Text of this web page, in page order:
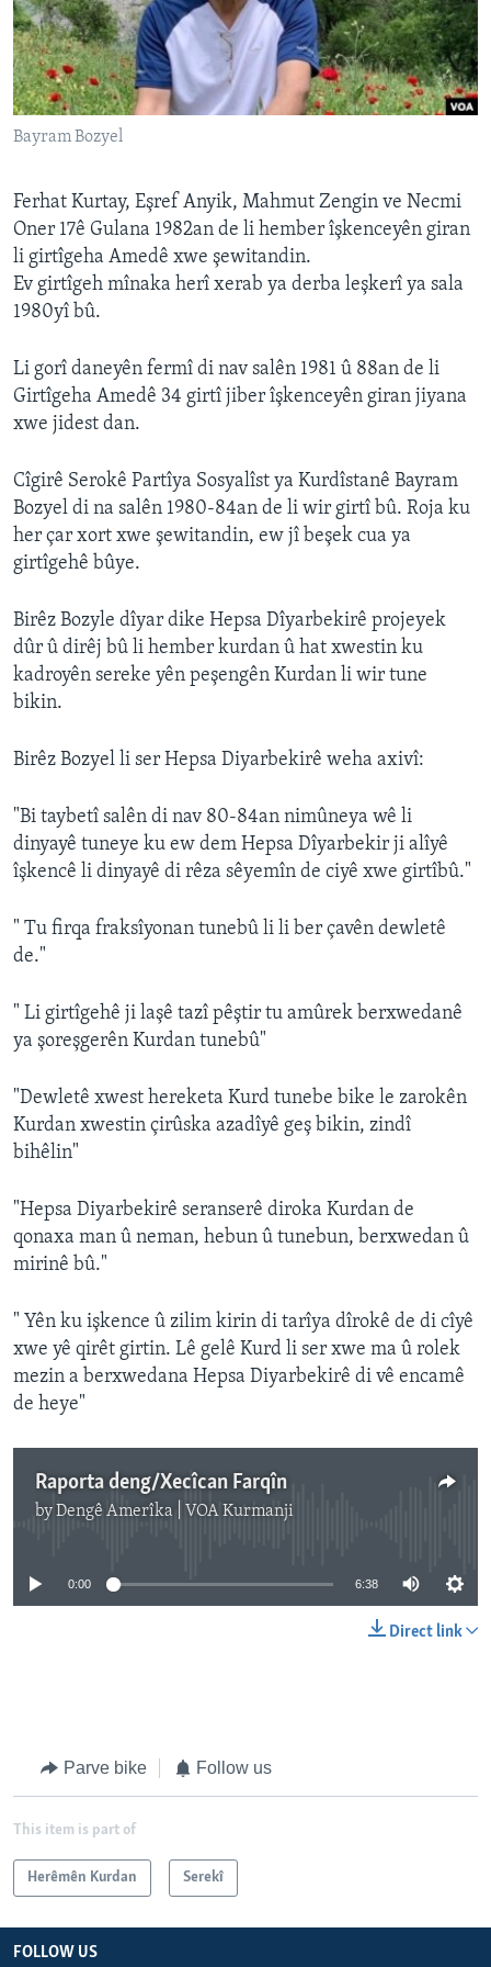
ÇAND Û HUNER
SERNIVÎS
SORANÎ
FOLLOW US
Zimanên Din
Bayram Bozyel
Ferhat Kurtay, Eşref Anyik, Mahmut Zengin ve Necmi
Oner 17ê Gulana 1982an de li hember îşkenceyên giran
li girtîgeha Amedê xwe şewitandin.
Ev girtîgeh mînaka herî xerab ya derba leşkerî ya sala
1980yî bû.
Li gorî daneyên fermî di nav salên 1981 û 88an de li
Girtîgeha Amedê 34 girtî jiber îşkenceyên giran jiyana
xwe jidest dan.
Cîgirê Serokê Partîya Sosyalîst ya Kurdîstanê Bayram
Bozyel di na salên 1980-84an de li wir girtî bû. Roja ku
her çar xort xwe şewitandin, ew jî beşek cua ya
girtîgehê bûye.
Birêz Bozyle dîyar dike Hepsa Dîyarbekirê projeyek
dûr û dirêj bû li hember kurdan û hat xwestin ku
kadroyên sereke yên peşengên Kurdan li wir tune
bikin.
Birêz Bozyel li ser Hepsa Diyarbekirê weha axivî:
"Bi taybetî salên di nav 80-84an nimûneya wê li
dinyayê tuneye ku ew dem Hepsa Dîyarbekir ji alîyê
îşkencê li dinyayê di rêza sêyemîn de ciyê xwe girtîbû."
" Tu firqa fraksîyonan tunebû li li ber çavên dewletê
de."
" Li girtîgehê ji laşê tazî pêştir tu amûrek berxwedanê
ya şoreşgerên Kurdan tunebû"
"Dewletê xwest hereketa Kurd tunebe bike le zarokên
Kurdan xwestin çirûska azadîyê geş bikin, zindî
bihêlin"
"Hepsa Diyarbekirê seranserê diroka Kurdan de
qonaxa man û neman, hebun û tunebun, berxwedan û
mirinê bû."
" Yên ku işkence û zilim kirin di tarîya dîrokê de di cîyê
xwe yê qirêt girtin. Lê gelê Kurd li ser xwe ma û rolek
mezin a berxwedana Hepsa Diyarbekirê di vê encamê
de heye"
Raporta deng/Xecîcan Farqîn
byDengê Amerîka | VOA Kurmanji
No media source currently available
0:00 6:38
Direct link
Parve bike Follow us
This item is part of
Herêmên Kurdan Serekî
FOLLOW US